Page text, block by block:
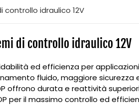
controllo idraulico 12V
di controllo idraulico 12V
ed efficienza per
fluido, maggiore
offrono durata e reattività
per il massimo controllo ed